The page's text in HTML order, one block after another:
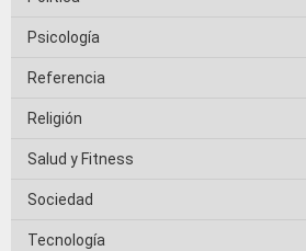
Psicología
Referencia
Religión
Salud y Fitness
Sociedad
Tecnología